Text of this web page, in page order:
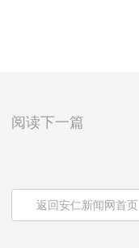
阅读下一篇
返回安仁新闻网首页